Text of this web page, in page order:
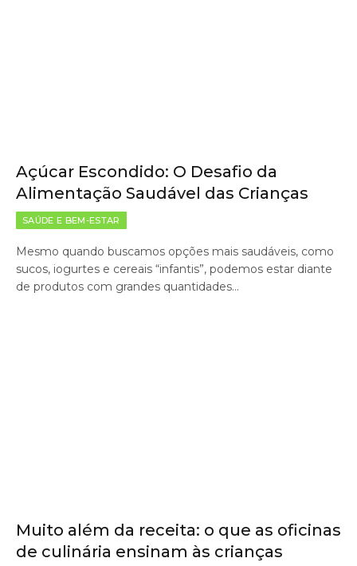
Açúcar Escondido: O Desafio da
Alimentação Saudável das Crianças
SAÚDE E BEM-ESTAR
Mesmo quando buscamos opções mais saudáveis, como
sucos, iogurtes e cereais “infantis”, podemos estar diante
de produtos com grandes quantidades…
Muito além da receita: o que as oficinas
de culinária ensinam às crianças